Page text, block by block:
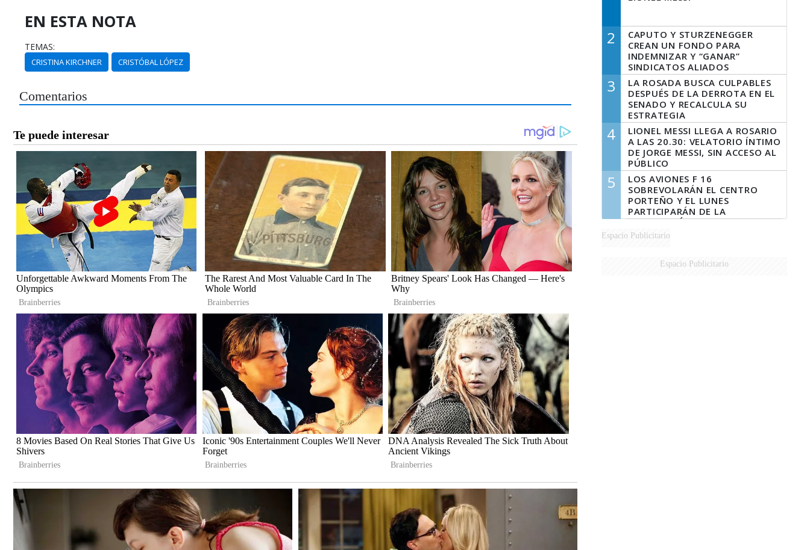
EN ESTA NOTA
TEMAS:
CRISTINA KIRCHNER CRISTÓBAL LÓPEZ
Comentarios
2
CAPUTO Y STURZENEGGER
CREAN UN FONDO PARA
INDEMNIZAR Y “GANAR”
SINDICATOS ALIADOS
3
LA ROSADA BUSCA CULPABLES
DESPUÉS DE LA DERROTA EN EL
SENADO Y RECALCULA SU
ESTRATEGIA
4
LIONEL MESSI LLEGA A ROSARIO
A LAS 20.30: VELATORIO ÍNTIMO
DE JORGE MESSI, SIN ACCESO AL
PÚBLICO
5
LOS AVIONES F 16
SOBREVOLARÁN EL CENTRO
PORTEÑO Y EL LUNES
PARTICIPARÁN DE LA
CELEBRACIÓN DE LA FUERZA
AÉREA
Espacio Publicitario
Espacio Publicitario